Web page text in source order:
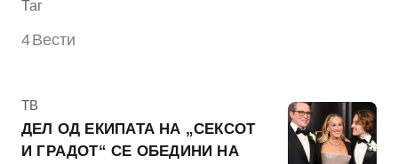
Таг
4Вести
КАтегорија
ТВ
ДЕЛ ОД ЕКИПАТА НА „СЕКСОТ
И ГРАДОТ“ СЕ ОБЕДИНИ НА